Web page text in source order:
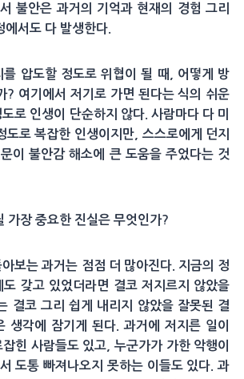
불안은 과거의 기억과 현재의 경험 그리
서도 다 발생한다.
를 압도할 정도로 위협이 될 때, 어떻게 방
? 여기에서 저기로 가면 된다는 식의 쉬운
로 인생이 단순하지 않다. 사람마다 다 미
도로 복잡한 인생이지만, 스스로에게 던지
이 불안감 해소에 큰 도움을 주었다는 것
가장 중요한 진실은 무엇인가?
보는 과거는 점점 더 많아진다. 지금의 정
도 갖고 있었더라면 결코 저지르지 않았을
결코 그리 쉽게 내리지 않았을 잘못된 결
생각에 잠기게 된다. 과거에 저지른 일이
힌 사람들도 있고, 누군가가 가한 악행이
도통 빠져나오지 못하는 이들도 있다. 과